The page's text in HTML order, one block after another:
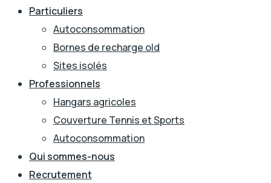
Particuliers
Autoconsommation
Bornes de recharge old
Sites isolés
Professionnels
Hangars agricoles
Couverture Tennis et Sports
Autoconsommation
Qui sommes-nous
Recrutement